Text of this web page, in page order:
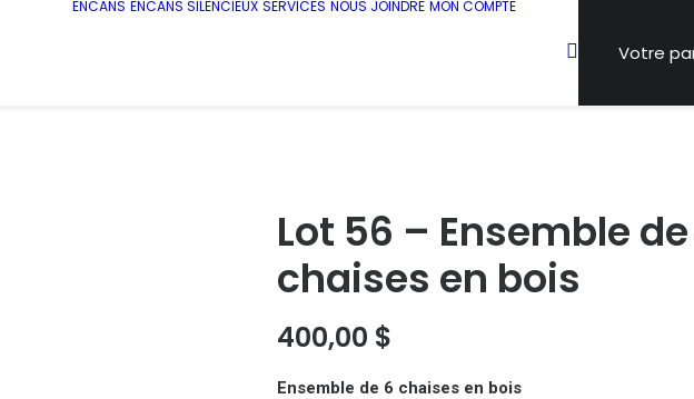
ENCANS ENCANS SILENCIEUX SERVICES NOUS JOINDRE MON COMPTE
Votre
Lot 56 – Ensemble
chaises en bois
400,00 $
Ensemble de 6 chaises en bois